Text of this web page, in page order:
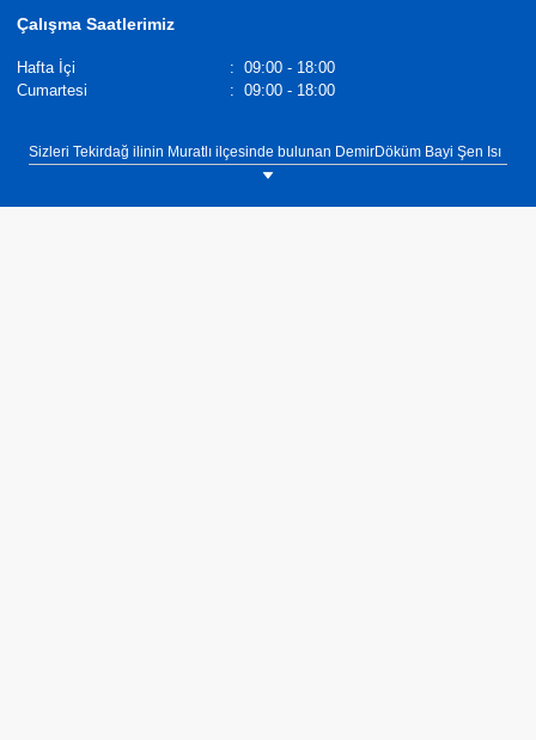
Çalışma Saatlerimiz
Hafta İçi : 09:00 - 18:00
Cumartesi
: 09:00 - 18:00
Sizleri Tekirdağ ilinin Muratlı ilçesinde bulunan DemirDöküm Bayi Şen Isı
showroomumuza bekliyoruz. Tel: 0(282) 768 07 04.